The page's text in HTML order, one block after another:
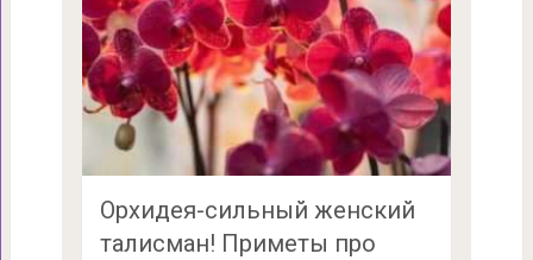
Орхидея-сильный женский
талисман! Приметы про